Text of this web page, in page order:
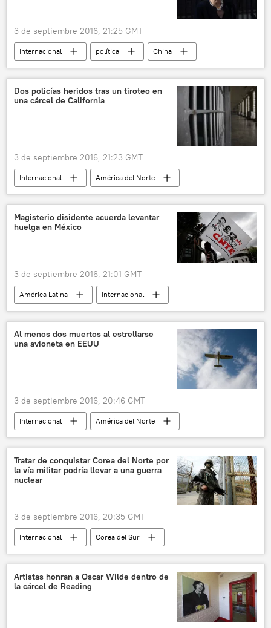
3 de septiembre 2016, 21:25 GMT
Internacional política
China
Hangzhou
Vladímir Putin
Theresa May
G20
Cumbre del G20 en Hangzhou (2016)
Dos policías heridos tras un tiroteo en
una cárcel de California
3 de septiembre 2016, 21:23 GMT
Internacional
América del Norte
Fresno
EEUU
policía
tiroteo
noticias
Magisterio disidente acuerda levantar
huelga en México
3 de septiembre 2016, 21:01 GMT
América Latina
Internacional
Ciudad de México (CDMX)
Coordinadora Nacional de Trabajadores de la Educación (CNTE)
huelga
educación
Al menos dos muertos al estrellarse
una avioneta en EEUU
3 de septiembre 2016, 20:46 GMT
Internacional
América del Norte
Florida
Cessna 172
avionetas
noticias
Tratar de conquistar Corea del Norte por
la vía militar podría llevar a una guerra
nuclear
3 de septiembre 2016, 20:35 GMT
Internacional
Corea del Sur
Corea del Norte
Vladímir Putin
Park Geun-hye
Foro Económico Oriental
THAAD (sistemas antimisiles)
🌏 Asia
Artistas honran a Oscar Wilde dentro de
la cárcel de Reading